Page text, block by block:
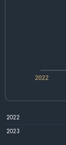
2022
2022
2023